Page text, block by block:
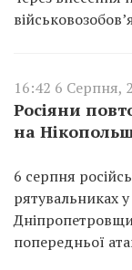
16:42 6 Серпня,
Росіяни
на
6 серпня
рятувальниках
попередньої